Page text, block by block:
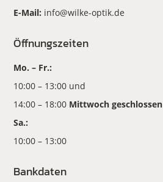
E-Mail: info@wilke-optik.de
Öffnungszeiten
Mo. – Fr.:
10:00 – 13:00 und
14:00 – 18:00 Mittwoch geschlossen
Sa.:
10:00 – 13:00
Bankdaten